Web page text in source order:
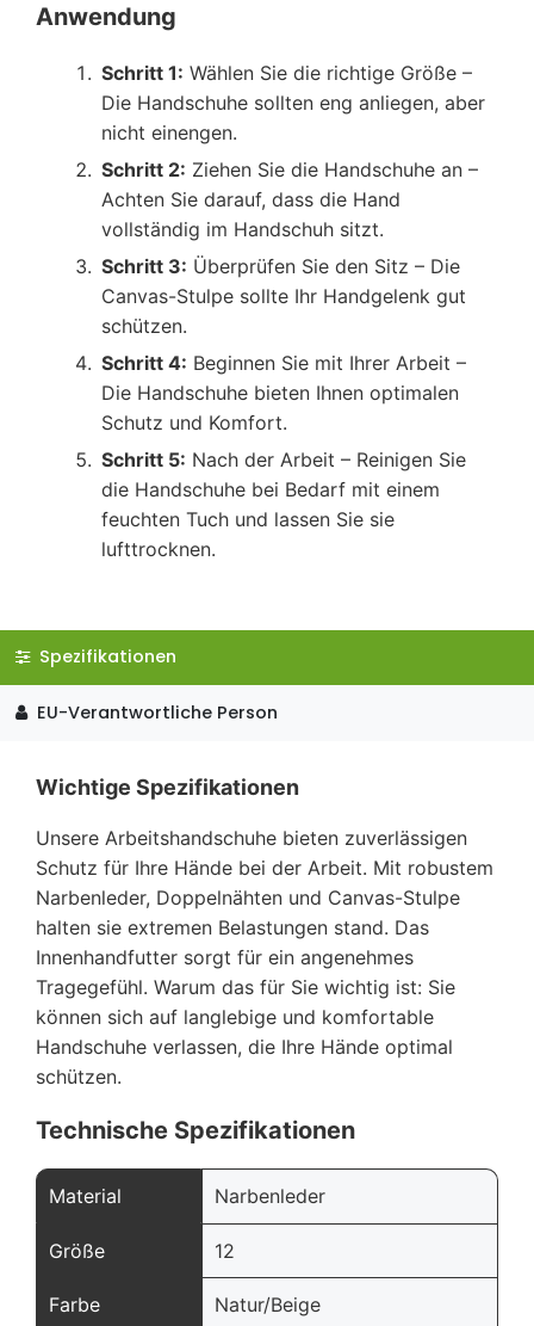
Anwendung
Schritt 1: Wählen Sie die richtige Größe –
Die Handschuhe sollten eng anliegen, aber
nicht einengen.
Schritt 2: Ziehen Sie die Handschuhe an –
Achten Sie darauf, dass die Hand
vollständig im Handschuh sitzt.
Schritt 3: Überprüfen Sie den Sitz – Die
Canvas-Stulpe sollte Ihr Handgelenk gut
schützen.
Schritt 4: Beginnen Sie mit Ihrer Arbeit –
Die Handschuhe bieten Ihnen optimalen
Schutz und Komfort.
Schritt 5: Nach der Arbeit – Reinigen Sie
die Handschuhe bei Bedarf mit einem
feuchten Tuch und lassen Sie sie
lufttrocknen.
Spezifikationen
EU-Verantwortliche Person
Wichtige Spezifikationen
Unsere Arbeitshandschuhe bieten zuverlässigen
Schutz für Ihre Hände bei der Arbeit. Mit robustem
Narbenleder, Doppelnähten und Canvas-Stulpe
halten sie extremen Belastungen stand. Das
Innenhandfutter sorgt für ein angenehmes
Tragegefühl. Warum das für Sie wichtig ist: Sie
können sich auf langlebige und komfortable
Handschuhe verlassen, die Ihre Hände optimal
schützen.
Technische Spezifikationen
Material Narbenleder
Größe 12
Farbe Natur/Beige